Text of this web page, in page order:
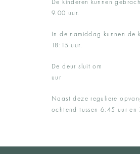
De kinderen
9.00 uur.
In de namiddag
18:15 uur.
De
uur
Naast deze reguliere
ochtend tussen 6:45 uur en